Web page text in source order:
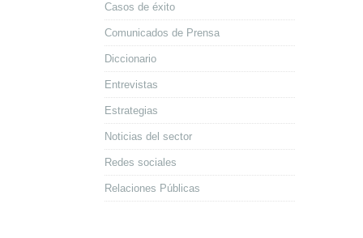
Casos de éxito
Comunicados de Prensa
Diccionario
Entrevistas
Estrategias
Noticias del sector
Redes sociales
Relaciones Públicas